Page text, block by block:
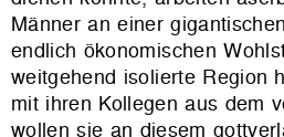
Männer an einer
endlich ökonomischen
weitgehend isolierte Region
mit ihren Kollegen aus dem
wollen sie an diesem